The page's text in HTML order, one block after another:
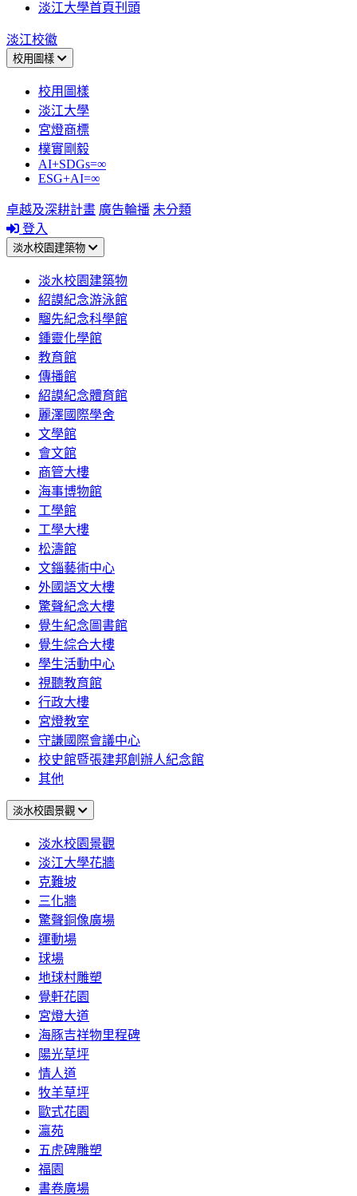
淡江大學首頁刊頭
淡江校徽
校用圖樣
校用圖樣
淡江大學
宮燈商標
樸實剛毅
AI+SDGs=∞
ESG+AI=∞
卓越及深耕計畫 廣告輪播 未分類
登入
淡水校園建築物
淡水校園建築物
紹謨紀念游泳館
騮先紀念科學館
鍾靈化學館
教育館
傳播館
紹謨紀念體育館
麗澤國際學舍
文學館
會文館
商管大樓
海事博物館
工學館
工學大樓
松濤館
文錙藝術中心
外國語文大樓
驚聲紀念大樓
覺生紀念圖書館
覺生綜合大樓
學生活動中心
視聽教育館
行政大樓
宮燈教室
守謙國際會議中心
校史館暨張建邦創辦人紀念館
其他
淡水校園景觀
淡水校園景觀
淡江大學花牆
克難坡
三化牆
驚聲銅像廣場
運動場
球場
地球村雕塑
覺軒花園
宮燈大道
海豚吉祥物里程碑
陽光草坪
情人道
牧羊草坪
歐式花園
瀛苑
五虎碑雕塑
福園
書卷廣場